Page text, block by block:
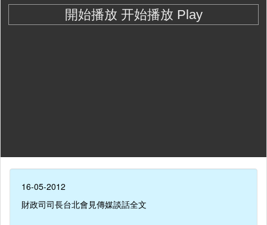
16-05-2012
財政司司長台北會見傳媒談話全文